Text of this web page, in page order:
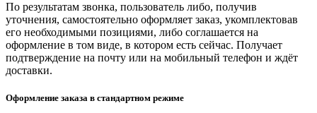
По результатам звонка, пользователь либо, получив
уточнения, самостоятельно оформляет заказ, укомплектовав
его необходимыми позициями, либо соглашается на
оформление в том виде, в котором есть сейчас. Получает
подтверждение на почту или на мобильный телефон и ждёт
доставки.
Оформление заказа в стандартном режиме